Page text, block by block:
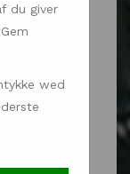
du giver
wed